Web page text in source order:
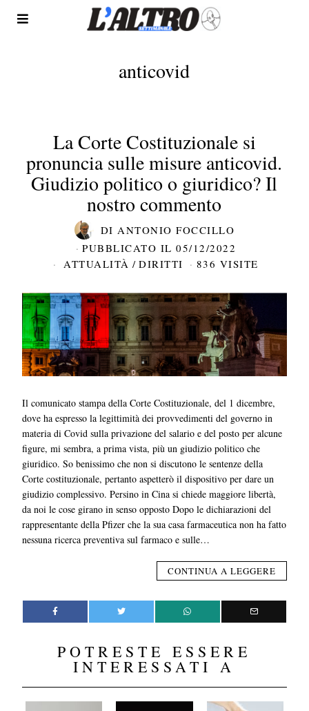
anticovid
La Corte Costituzionale si
pronuncia sulle misure anticovid.
Giudizio politico o giuridico? Il
nostro commento
DI ANTONIO FOCCILLO
PUBBLICATO IL 05/12/2022
ATTUALITÀ / DIRITTI 836 VISITE
Il comunicato stampa della Corte Costituzionale, del 1 dicembre,
dove ha espresso la legittimità dei provvedimenti del governo in
materia di Covid sulla privazione del salario e del posto per alcune
figure, mi sembra, a prima vista, più un giudizio politico che
giuridico. So benissimo che non si discutono le sentenze della
Corte costituzionale, pertanto aspetterò il dispositivo per dare un
giudizio complessivo. Persino in Cina si chiede maggiore libertà,
da noi le cose girano in senso opposto Dopo le dichiarazioni del
rappresentante della Pfizer che la sua casa farmaceutica non ha fatto
nessuna ricerca preventiva sul farmaco e sulle…
CONTINUA A LEGGERE
POTRESTE ESSERE
INTERESSATI A